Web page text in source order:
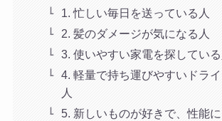
1. 忙しい毎日を送っている人
2. 髪のダメージが気になる人
3. 使いやすい家電を探している
4. 軽量で持ち運びやすいドラ
人
5. 新しいものが好きで、性能